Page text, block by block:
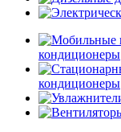
кондиционеры
кондиционеры